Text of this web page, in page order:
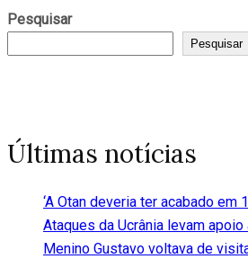
Pesquisar
Pesquisar
Últimas notícias
‘A Otan deveria ter acabado em
Ataques da Ucrânia levam
Menino Gustavo voltava de